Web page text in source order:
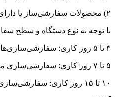
۲) محصولات سفارشی‌ساز یا دارای ویژگی‌های خاص (مثلاً ابعاد خاص):
با توجه به نوع دستگاه و سطح
۳ تا ۵ روز کاری: سفارشی‌سازی‌های سبک و مدل‌های نزدیک به موجودی استاندارد.
۵ تا ۷ روز کاری: سفارشی‌سازی متوسط (تغییر قطر/فلنج، موتور جایگزین هم‌رده، رنگ یا پوشش خاص).
۱۰ تا ۱۵ روز کاری: سفارشی‌سازی پیشرفته یا ابعاد/توان غیرمتداول (همراه با بالانس، تست‌های نهایی و تأمین برخی اقلام).